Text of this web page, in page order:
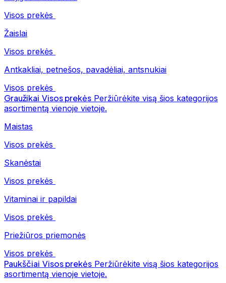
Visos prekės
Žaislai
Visos prekės
Antkakliai, petnešos, pavadėliai, antsnukiai
Visos prekės
Graužikai Visos prekės Peržiūrėkite visą šios kategorijos
asortimentą vienoje vietoje.
Maistas
Visos prekės
Skanėstai
Visos prekės
Vitaminai ir papildai
Visos prekės
Priežiūros priemonės
Visos prekės
Paukščiai Visos prekės Peržiūrėkite visą šios kategorijos
asortimentą vienoje vietoje.